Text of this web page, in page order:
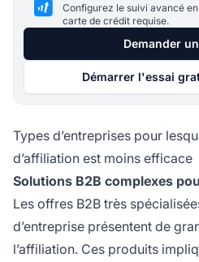
Configurez le suivi avancé
carte de crédit requise.
Demander
Démarrer l'essai
Types d’entreprises pour
d’affiliation est moins efficace
Solutions B2B complexes
Les offres B2B très
d’entreprise présentent de
l’affiliation. Ces produits